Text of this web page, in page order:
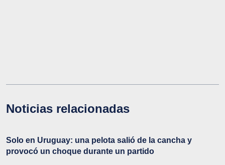
Noticias relacionadas
Solo en Uruguay: una pelota salió de la cancha y
provocó un choque durante un partido